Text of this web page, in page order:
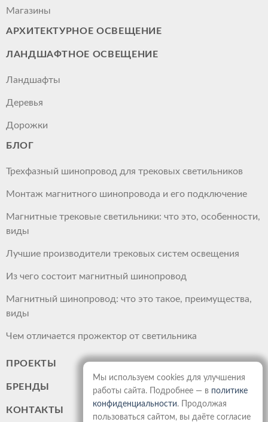
Магазины
АРХИТЕКТУРНОЕ ОСВЕЩЕНИЕ
ЛАНДШАФТНОЕ ОСВЕЩЕНИЕ
Ландшафты
Деревья
Дорожки
БЛОГ
Трехфазный шинопровод для трековых светильников
Монтаж магнитного шинопровода и его подключение
Магнитные трековые светильники: что это, особенности,
виды
Лучшие производители трековых систем освещения
Из чего состоит магнитный шинопровод
Магнитный шинопровод: что это такое, преимущества,
виды
Чем отличается прожектор от светильника
ПРОЕКТЫ
БРЕНДЫ
КОНТАКТЫ
Мы используем cookies для улучшения
работы сайта. Подробнее — в политике
конфиденциальности. Продолжая
пользоваться сайтом, вы даёте согласие